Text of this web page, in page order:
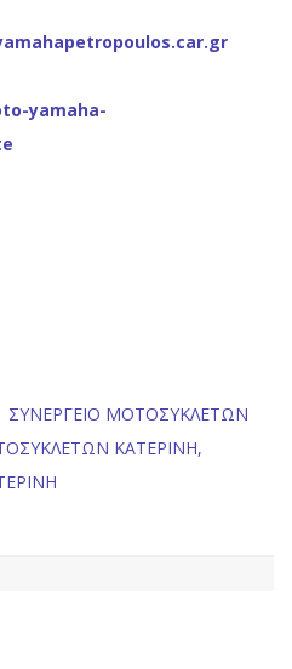
yamaha-
ΣΥΝΕΡΓΕΙΟ ΜΟΤΟΣΥΚΛΕΤΩΝ
ΚΑΤΕΡΙΝΗ,